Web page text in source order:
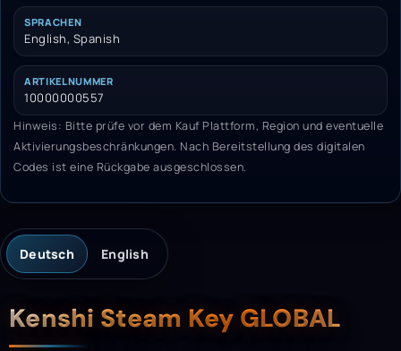
SPRACHEN
English, Spanish
ARTIKELNUMMER
10000000557
Hinweis: Bitte prüfe vor dem Kauf Plattform, Region und eventuelle
Aktivierungsbeschränkungen. Nach Bereitstellung des digitalen
Codes ist eine Rückgabe ausgeschlossen.
Deutsch English
Beschreibung
Kenshi Steam Key GLOBAL